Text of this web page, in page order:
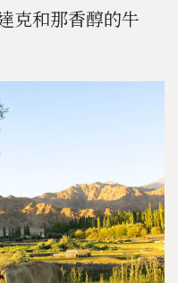
克和那香醇的牛